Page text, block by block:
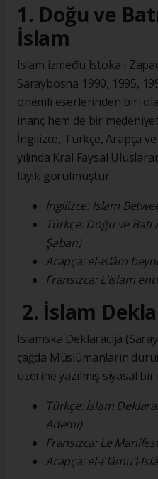
1. Doğu ve
İslam
Islam između Istoka i
Saraybosna 1990, 1995,
önemli eserlerinden biri
inanç hem de bir
İngilizce, Türkçe, Arapça ve
yılında Kral Faysal
layık görülmüştür.
İngilizce: Islam
Türkçe: Doğu ve Batı
Şaban)
Arapça: el-İslâm
Fransızca: L’Islam
2. İslam
Islamska Deklaracija
çağda Müslümanların
üzerine yazılmış siyasal
Türkçe: İslam
Ademi)
Fransızca: Le
Arapça: el-İʿlâmü’l-